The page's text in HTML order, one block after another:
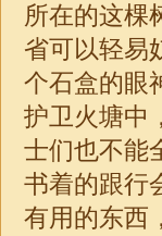
所在的这棵
省可以轻易
个石盒的眼
护卫火塘中
士们也不能
书着的跟行
有用的东西